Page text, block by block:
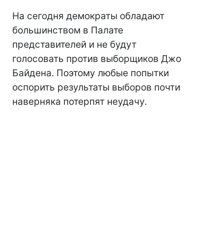
На сегодня демократы обладают
большинством в Палате
представителей и не будут
голосовать против выборщиков Джо
Байдена. Поэтому любые попытки
оспорить результаты выборов почти
наверняка потерпят неудачу.